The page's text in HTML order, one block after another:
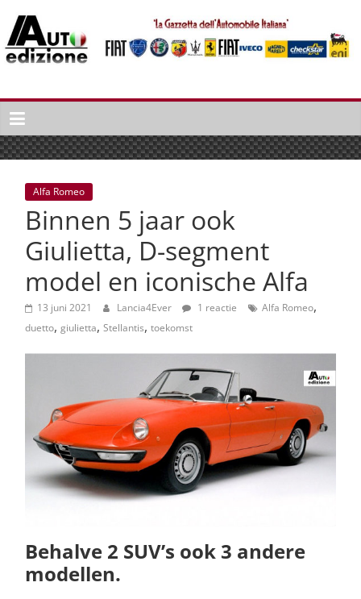
naar
inhoud
Auto
Edizione
La
Gazetta
dell'Automobile
Italiana
Italiaans
autonieuws
lifestyle
Alfa Romeo
Binnen 5 jaar ook
Giulietta, D-segment
model en iconische Alfa
13 juni 2021 Lancia4Ever 1 reactie Alfa Romeo,
duetto, giulietta, Stellantis, toekomst
Behalve 2 SUV’s ook 3 andere
modellen.